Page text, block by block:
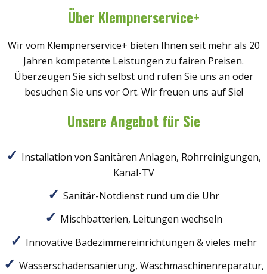
Über Klempnerservice+
Wir vom Klempnerservice+ bieten Ihnen seit mehr als 20
Jahren kompetente Leistungen zu fairen Preisen.
Überzeugen Sie sich selbst und rufen Sie uns an oder
besuchen Sie uns vor Ort. Wir freuen uns auf Sie!
Unsere Angebot für Sie
Installation von Sanitären Anlagen, Rohrreinigungen,
Kanal-TV
Sanitär-Notdienst rund um die Uhr
Mischbatterien, Leitungen wechseln
Innovative Badezimmereinrichtungen & vieles mehr
Wasserschadensanierung, Waschmaschinenreparatur,